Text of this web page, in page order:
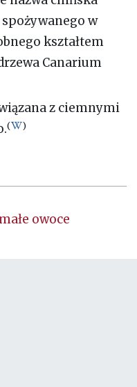
w
kształtem
Canarium
z ciemnymi
( )
owoce